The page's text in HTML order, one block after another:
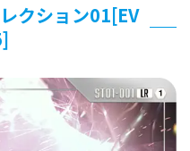
クション01[EV